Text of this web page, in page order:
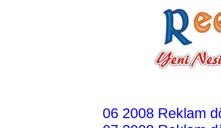
06 2008 Reklam